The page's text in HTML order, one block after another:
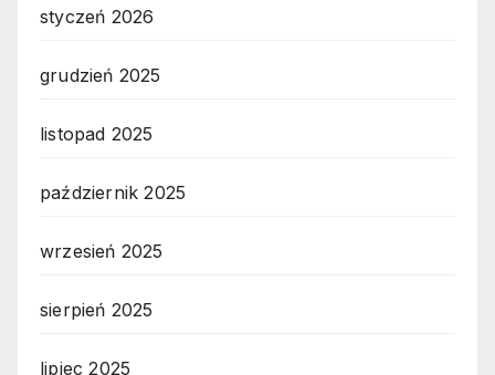
styczeń 2026
grudzień 2025
listopad 2025
październik 2025
wrzesień 2025
sierpień 2025
lipiec 2025